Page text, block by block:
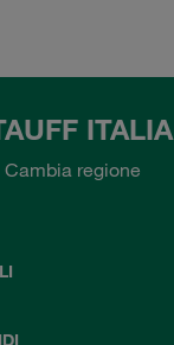
ITALIA
Cambia regione